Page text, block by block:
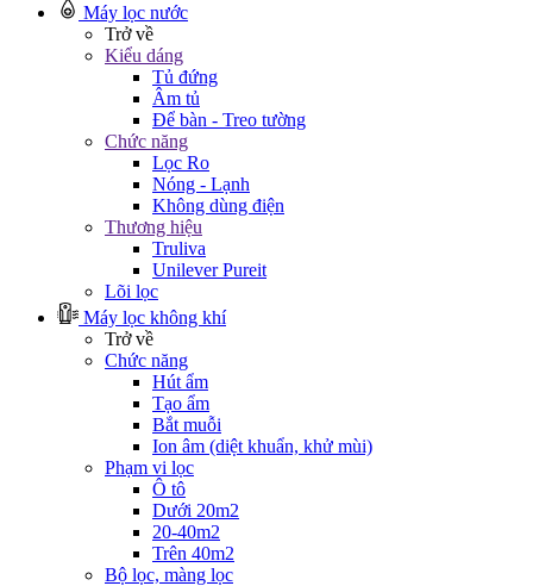
Máy lọc nước
Trở về
Kiểu dáng
Tủ đứng
Âm tủ
Để bàn - Treo tường
Chức năng
Lọc Ro
Nóng - Lạnh
Không dùng điện
Thương hiệu
Truliva
Unilever Pureit
Lõi lọc
Máy lọc không khí
Trở về
Chức năng
Hút ẩm
Tạo ẩm
Bắt muỗi
Ion âm (diệt khuẩn, khử mùi)
Phạm vi lọc
Ô tô
Dưới 20m2
20-40m2
Trên 40m2
Bộ lọc, màng lọc